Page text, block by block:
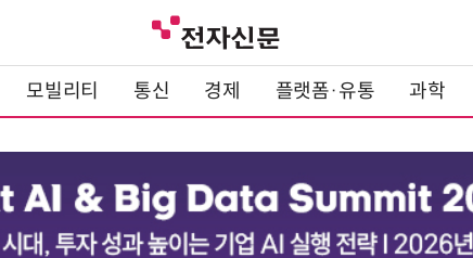
모빌리티 통신 경제 플랫폼·유통 과학